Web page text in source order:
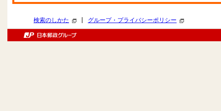
検索のしかた グループ・プライバシーポリシー